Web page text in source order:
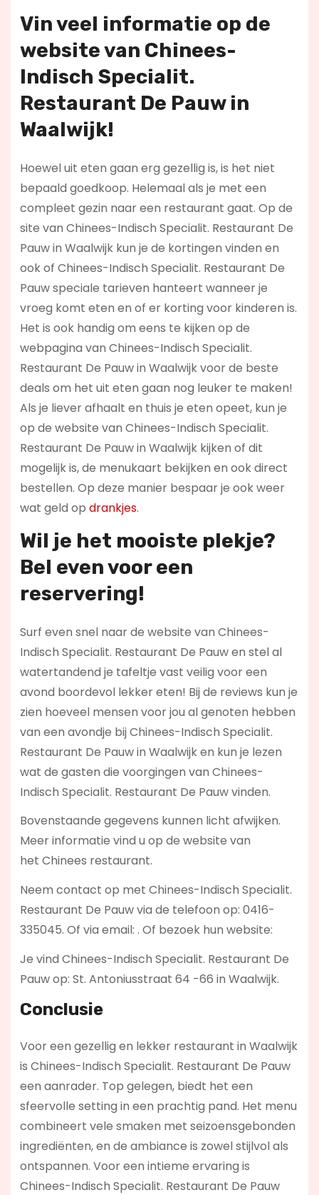
Vin veel informatie op de
website van Chinees-
Indisch Specialit.
Restaurant De Pauw in
Waalwijk!
Hoewel uit eten gaan erg gezellig is, is het niet
bepaald goedkoop. Helemaal als je met een
compleet gezin naar een restaurant gaat. Op de
site van Chinees-Indisch Specialit. Restaurant De
Pauw in Waalwijk kun je de kortingen vinden en
ook of Chinees-Indisch Specialit. Restaurant De
Pauw speciale tarieven hanteert wanneer je
vroeg komt eten en of er korting voor kinderen is.
Het is ook handig om eens te kijken op de
webpagina van Chinees-Indisch Specialit.
Restaurant De Pauw in Waalwijk voor de beste
deals om het uit eten gaan nog leuker te maken!
Als je liever afhaalt en thuis je eten opeet, kun je
op de website van Chinees-Indisch Specialit.
Restaurant De Pauw in Waalwijk kijken of dit
mogelijk is, de menukaart bekijken en ook direct
bestellen. Op deze manier bespaar je ook weer
wat geld op drankjes.
Wil je het mooiste plekje?
Bel even voor een
reservering!
Surf even snel naar de website van Chinees-
Indisch Specialit. Restaurant De Pauw en stel al
watertandend je tafeltje vast veilig voor een
avond boordevol lekker eten! Bij de reviews kun je
zien hoeveel mensen voor jou al genoten hebben
van een avondje bij Chinees-Indisch Specialit.
Restaurant De Pauw in Waalwijk en kun je lezen
wat de gasten die voorgingen van Chinees-
Indisch Specialit. Restaurant De Pauw vinden.
Bovenstaande gegevens kunnen licht afwijken.
Meer informatie vind u op de website van
het Chinees restaurant.
Neem contact op met Chinees-Indisch Specialit.
Restaurant De Pauw via de telefoon op: 0416-
335045. Of via email: . Of bezoek hun website:
Je vind Chinees-Indisch Specialit. Restaurant De
Pauw op: St. Antoniusstraat 64 -66 in Waalwijk.
Conclusie
Voor een gezellig en lekker restaurant in Waalwijk
is Chinees-Indisch Specialit. Restaurant De Pauw
een aanrader. Top gelegen, biedt het een
sfeervolle setting in een prachtig pand. Het menu
combineert vele smaken met seizoensgebonden
ingrediënten, en de ambiance is zowel stijlvol als
ontspannen. Voor een intieme ervaring is
Chinees-Indisch Specialit. Restaurant De Pauw